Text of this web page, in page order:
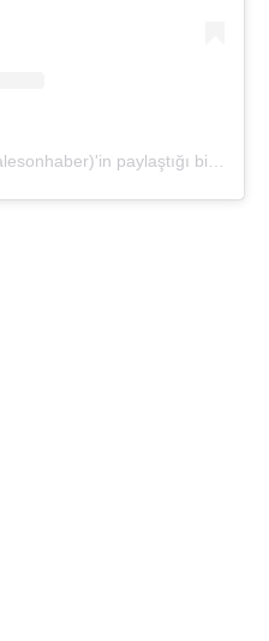
Kırıkkale Son Haber (@kirikkalesonhaber)'in paylaştığı bir gönderi